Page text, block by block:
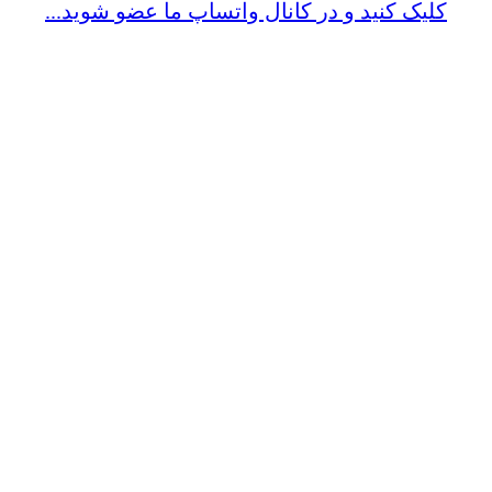
کلیک کنید و در کانال واتساپ ما عضو شوید...